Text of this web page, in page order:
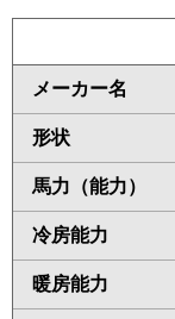
メーカー名
形状
馬力（能力）
冷房能力
暖房能力